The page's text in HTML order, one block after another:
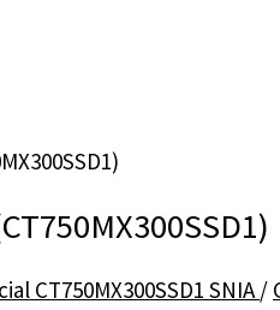
CT750MX300SSD1 SNIA/